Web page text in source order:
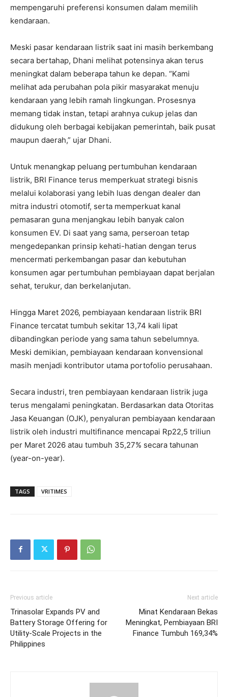
mempengaruhi preferensi konsumen dalam memilih
kendaraan.
Meski pasar kendaraan listrik saat ini masih berkembang
secara bertahap, Dhani melihat potensinya akan terus
meningkat dalam beberapa tahun ke depan. “Kami
melihat ada perubahan pola pikir masyarakat menuju
kendaraan yang lebih ramah lingkungan. Prosesnya
memang tidak instan, tetapi arahnya cukup jelas dan
didukung oleh berbagai kebijakan pemerintah, baik pusat
maupun daerah,” ujar Dhani.
Untuk menangkap peluang pertumbuhan kendaraan
listrik, BRI Finance terus memperkuat strategi bisnis
melalui kolaborasi yang lebih luas dengan dealer dan
mitra industri otomotif, serta memperkuat kanal
pemasaran guna menjangkau lebih banyak calon
konsumen EV. Di saat yang sama, perseroan tetap
mengedepankan prinsip kehati-hatian dengan terus
mencermati perkembangan pasar dan kebutuhan
konsumen agar pertumbuhan pembiayaan dapat berjalan
sehat, terukur, dan berkelanjutan.
Hingga Maret 2026, pembiayaan kendaraan listrik BRI
Finance tercatat tumbuh sekitar 13,74 kali lipat
dibandingkan periode yang sama tahun sebelumnya.
Meski demikian, pembiayaan kendaraan konvensional
masih menjadi kontributor utama portofolio perusahaan.
Secara industri, tren pembiayaan kendaraan listrik juga
terus mengalami peningkatan. Berdasarkan data Otoritas
Jasa Keuangan (OJK), penyaluran pembiayaan kendaraan
listrik oleh industri multifinance mencapai Rp22,5 triliun
per Maret 2026 atau tumbuh 35,27% secara tahunan
(year-on-year).
TAGS VRITIMES
Previous article
Trinasolar Expands PV and
Battery Storage Offering for
Utility-Scale Projects in the
Philippines
Next article
Minat Kendaraan Bekas
Meningkat, Pembiayaan BRI
Finance Tumbuh 169,34%